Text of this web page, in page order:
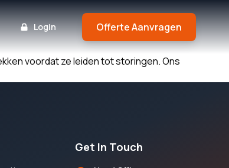
Login Offerte Aanvragen
voordat ze leiden tot storingen. Ons
Get In Touch